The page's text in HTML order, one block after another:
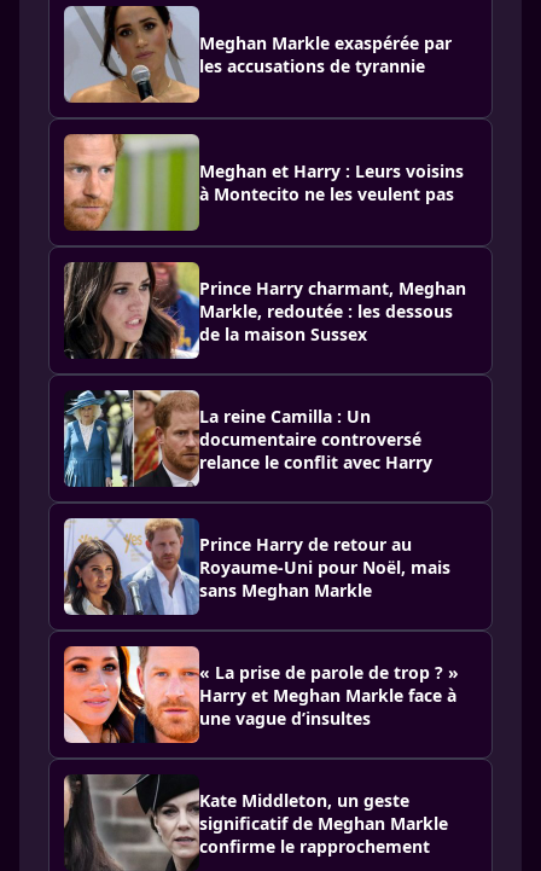
Meghan Markle exaspérée par
les accusations de tyrannie
Meghan et Harry : Leurs voisins
à Montecito ne les veulent pas
Prince Harry charmant, Meghan
Markle, redoutée : les dessous
de la maison Sussex
La reine Camilla : Un
documentaire controversé
relance le conflit avec Harry
Prince Harry de retour au
Royaume-Uni pour Noël, mais
sans Meghan Markle
« La prise de parole de trop ? »
Harry et Meghan Markle face à
une vague d’insultes
Kate Middleton, un geste
significatif de Meghan Markle
confirme le rapprochement